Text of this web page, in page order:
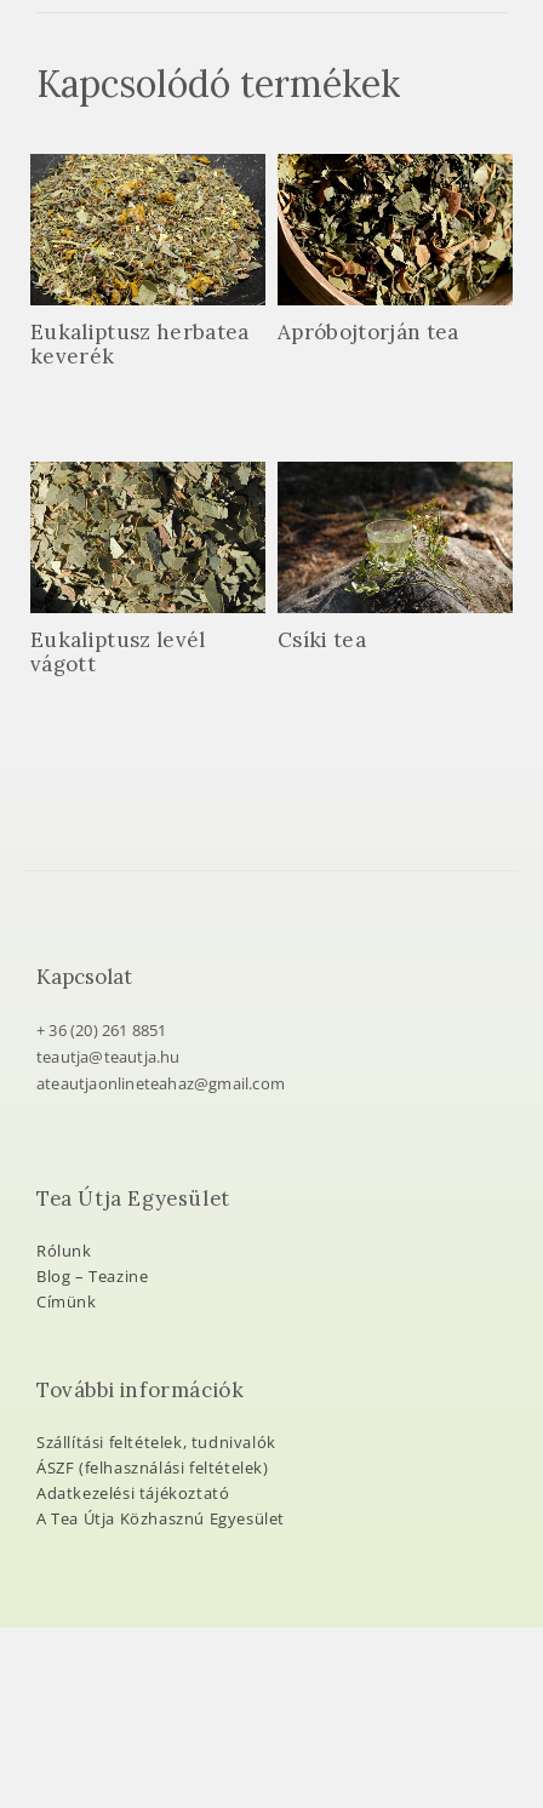
Kapcsolódó termékek
Eukaliptusz herbatea
keverék
Apróbojtorján tea
Eukaliptusz levél
vágott
Csíki tea
Kapcsolat
+ 36 (20) 261 8851
teautja@teautja.hu
ateautjaonlineteahaz@gmail.com
Tea Útja Egyesület
Rólunk
Blog – Teazine
Címünk
További információk
Szállítási feltételek, tudnivalók
ÁSZF (felhasználási feltételek)
Adatkezelési tájékoztató
A Tea Útja Közhasznú Egyesület